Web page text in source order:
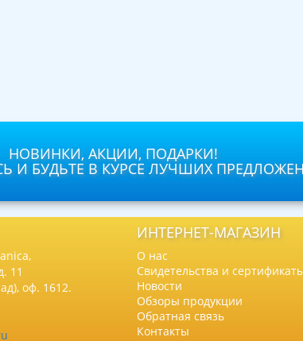
НОВИНКИ, АКЦИИ, ПОДАРКИ!
И БУДЬТЕ В КУРСЕ ЛУЧШИХ
11
оф. 1612.
ИНТЕРНЕТ-МАГАЗИН
О нас
Свидетельства и
Новости
Обзоры продукции
Обратная связь
Контакты